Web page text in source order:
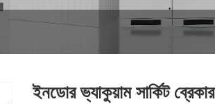
ইনডোর ভ্যাকুয়াম সার্কিট ব্রেকার